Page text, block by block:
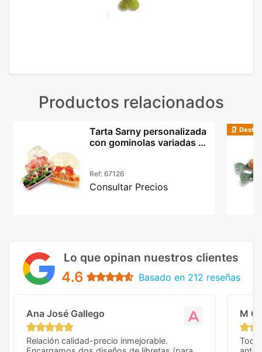
Productos relacionados
Tarta Sarny personalizada
con gominolas variadas y
Ref: 67126
Consultar Precios
Lo que opinan nuestros clientes
4.6 Basado en 212 reseñas
Ana José Gallego
Relación calidad-precio inmejorable.
M C
Todo